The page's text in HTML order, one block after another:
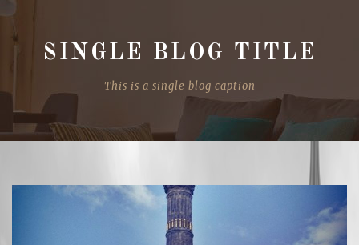
SINGLE BLOG TITLE
This is a single blog caption